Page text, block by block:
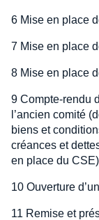
6 Mise en place
7 Mise en place
8 Mise en place
9 Compte-rendu
l’ancien comité
biens et
créances et
en place du CSE)
10 Ouverture
11 Remise et